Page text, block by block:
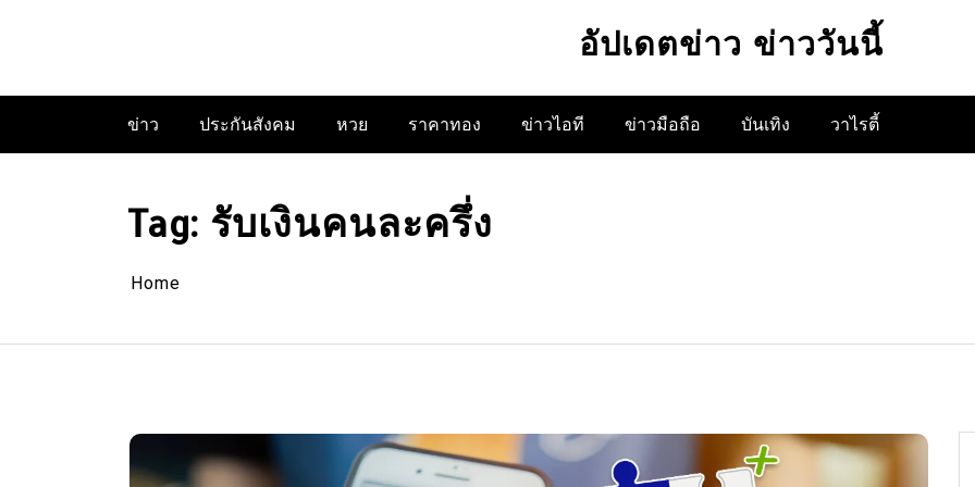
อัปเดตข่าว ข่าววันนี้
ข่าว ประกันสังคม หวย ราคาทอง ข่าวไอที ข่าวมือถือ บันเทิง วาไรตี้
Tag: รับเงินคนละครึ่ง
Home